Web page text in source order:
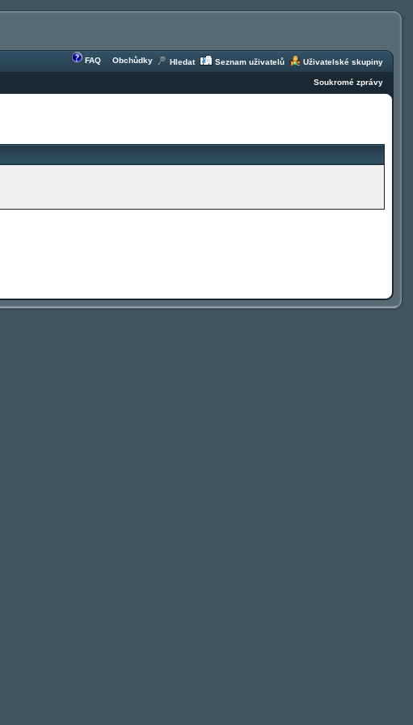
FAQ Obchůdky Hledat Seznam uživatelů Uživatelské skupiny
Soukromé zprávy